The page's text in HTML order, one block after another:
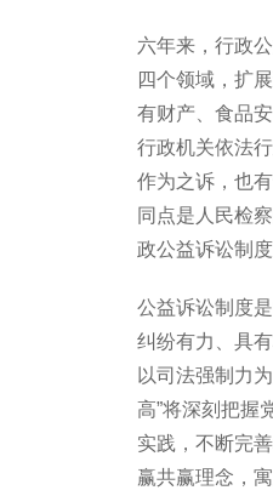
六年来，行政
四个领域，扩
有财产、食品
行政机关依法
作为之诉，也
同点是人民检
政公益诉讼制
公益诉讼制度
纠纷有力、具
以司法强制力
高”将深刻把握
实践，不断完
赢共赢理念，